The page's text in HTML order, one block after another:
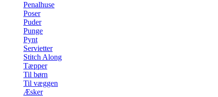
Penalhuse
Poser
Puder
Punge
Pynt
Servietter
Stitch Along
Tæpper
Til børn
Til væggen
Æsker